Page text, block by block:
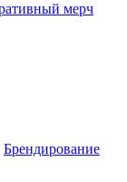
мерч
Брендирование